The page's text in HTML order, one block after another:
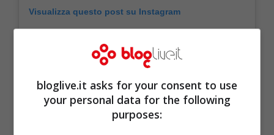
Visualizza questo post su Instagram
bloglive.it asks for your consent to use
your personal data for the following
purposes: